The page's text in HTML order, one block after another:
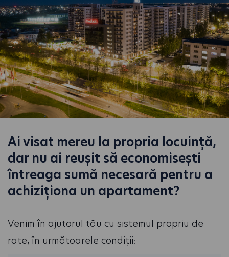
Ai visat mereu la propria locuință,
dar nu ai reușit să economisești
întreaga sumă necesară pentru a
achiziționa un apartament?
Venim în ajutorul tău cu sistemul propriu de
rate, în următoarele condiții: